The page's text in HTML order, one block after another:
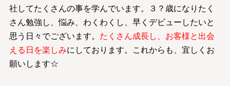
社してたくさんの事を学んでいます。３？歳になりたく
さん勉強し、悩み、わくわくし、早くデビューしたいと
思う日々でございます。 たくさん成長し、お客様と出会
える日を楽しみにしております。これからも、宜しくお
願いします☆